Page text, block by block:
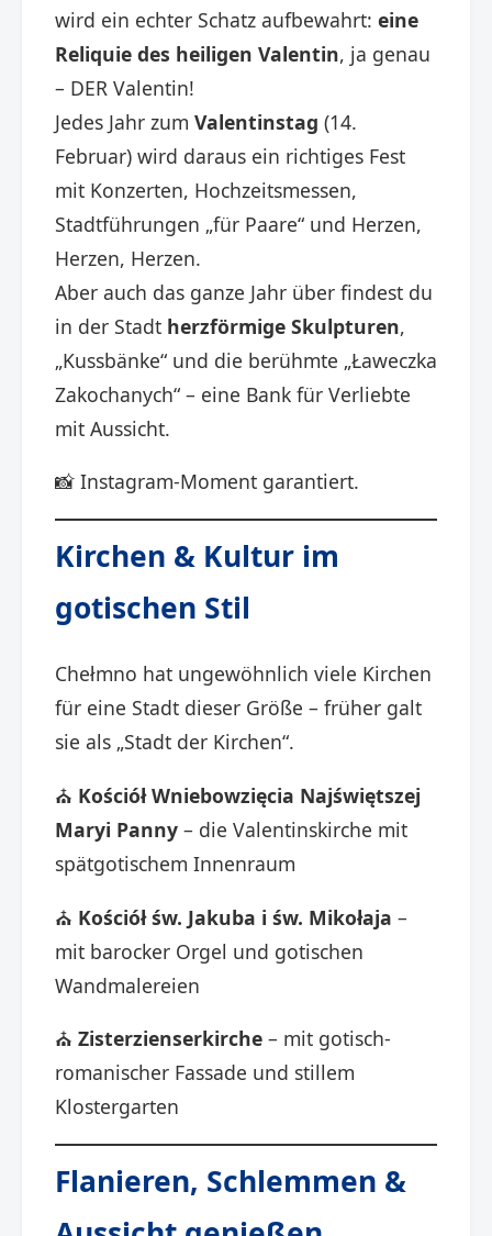
wird ein echter Schatz aufbewahrt: eine
Reliquie des heiligen Valentin, ja genau
– DER Valentin!
Jedes Jahr zum Valentinstag (14.
Februar) wird daraus ein richtiges Fest
mit Konzerten, Hochzeitsmessen,
Stadtführungen „für Paare“ und Herzen,
Herzen, Herzen.
Aber auch das ganze Jahr über findest du
in der Stadt herzförmige Skulpturen,
„Kussbänke“ und die berühmte „Ławeczka
Zakochanych“ – eine Bank für Verliebte
mit Aussicht.
📸 Instagram-Moment garantiert.
Kirchen & Kultur im
gotischen Stil
Chełmno hat ungewöhnlich viele Kirchen
für eine Stadt dieser Größe – früher galt
sie als „Stadt der Kirchen“.
⛪ Kościół Wniebowzięcia Najświętszej
Maryi Panny – die Valentinskirche mit
spätgotischem Innenraum
⛪ Kościół św. Jakuba i św. Mikołaja –
mit barocker Orgel und gotischen
Wandmalereien
⛪ Zisterzienserkirche – mit gotisch-
romanischer Fassade und stillem
Klostergarten
Flanieren, Schlemmen &